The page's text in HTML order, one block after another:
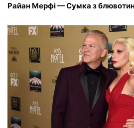
Райан Мерфі — Сумка з